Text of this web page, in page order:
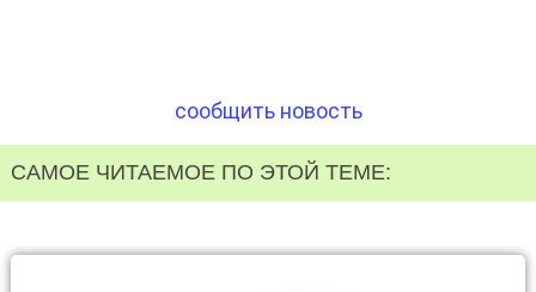
сообщить новость
САМОЕ ЧИТАЕМОЕ ПО ЭТОЙ ТЕМЕ: